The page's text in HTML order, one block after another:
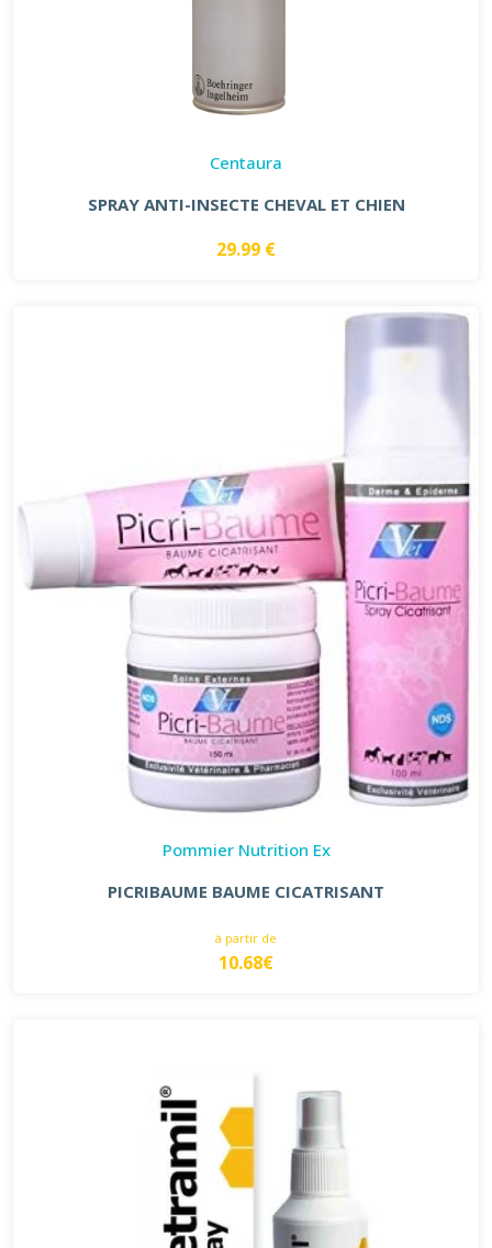
Centaura
SPRAY ANTI-INSECTE CHEVAL ET CHIEN
29.99 €
Pommier Nutrition Ex
PICRIBAUME BAUME CICATRISANT
à partir de
10.68€